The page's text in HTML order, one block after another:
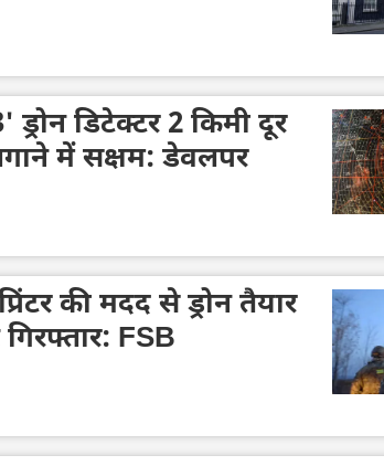
डिटेक्टर 2 किमी दूर
में सक्षम: डेवलपर
की मदद से ड्रोन तैयार
FSB